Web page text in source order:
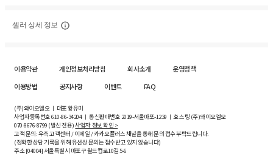
셀러 상세 정보
이용약관 개인정보처리방침 회사소개
운영정책
이용방법
공지사항 이벤트 FAQ
(주)와이오엘오 ㅣ 대표 황유미
사업자등록번호610-86-34204ㅣ 통신판매번호 2019-서울마포-1239 ㅣ 호스팅 (주)와이오엘오
070-8676-8799 (발신 전용)사업자 정보 확인 >
고객 문의: 우측 고객센터 / 이메일 / 카카오플러스 채널을 통해 문의 접수 부탁드립니다.
(정확한 상담 기록을 위해 유선상 문의는 접수받고 있지 않습니다)
주소 [04004] 서울특별시 마포구 월드컵로10길5-6